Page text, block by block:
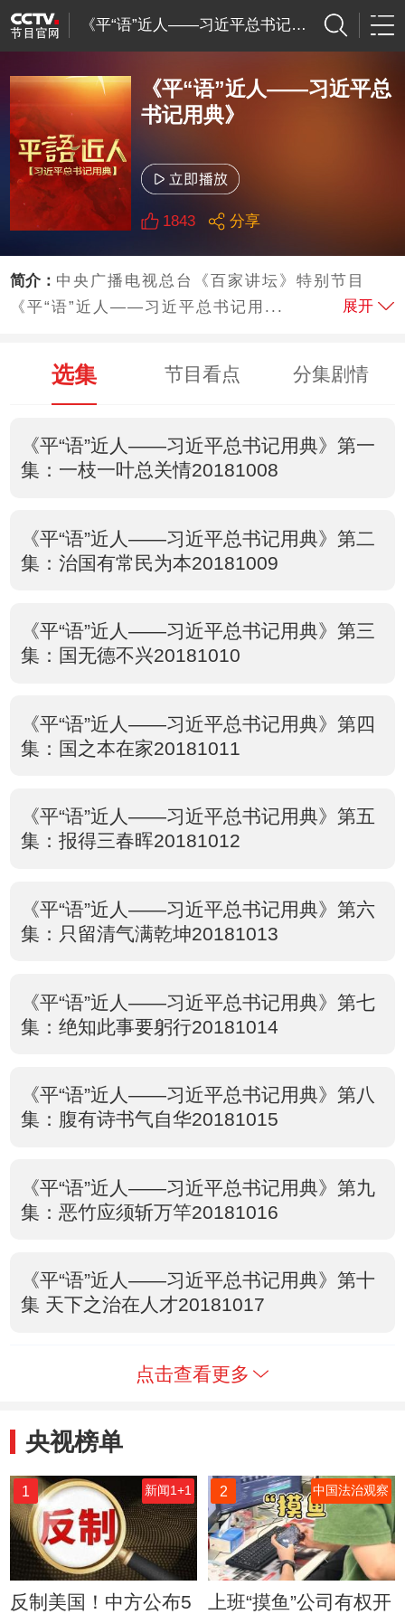
《平“语”近人——习近平总书记用典》
《平“语”近人——习近平总
书记用典》
1843 分享
简介： 中央广播电视总台《百家讲坛》特别节目
《平“语”近人——习近平总书记用...
展开
选集 节目看点 分集剧情
《平“语”近人——习近平总书记用典》第一
集：一枝一叶总关情20181008
《平“语”近人——习近平总书记用典》第二
集：治国有常民为本20181009
《平“语”近人——习近平总书记用典》第三
集：国无德不兴20181010
《平“语”近人——习近平总书记用典》第四
集：国之本在家20181011
《平“语”近人——习近平总书记用典》第五
集：报得三春晖20181012
《平“语”近人——习近平总书记用典》第六
集：只留清气满乾坤20181013
《平“语”近人——习近平总书记用典》第七
集：绝知此事要躬行20181014
《平“语”近人——习近平总书记用典》第八
集：腹有诗书气自华20181015
《平“语”近人——习近平总书记用典》第九
集：恶竹应须斩万竿20181016
《平“语”近人——习近平总书记用典》第十
集 天下之治在人才20181017
点击查看更多
央视榜单
1 新闻1+1
反制美国！中方公布5
2 中国法治观察
上班“摸鱼”公司有权开